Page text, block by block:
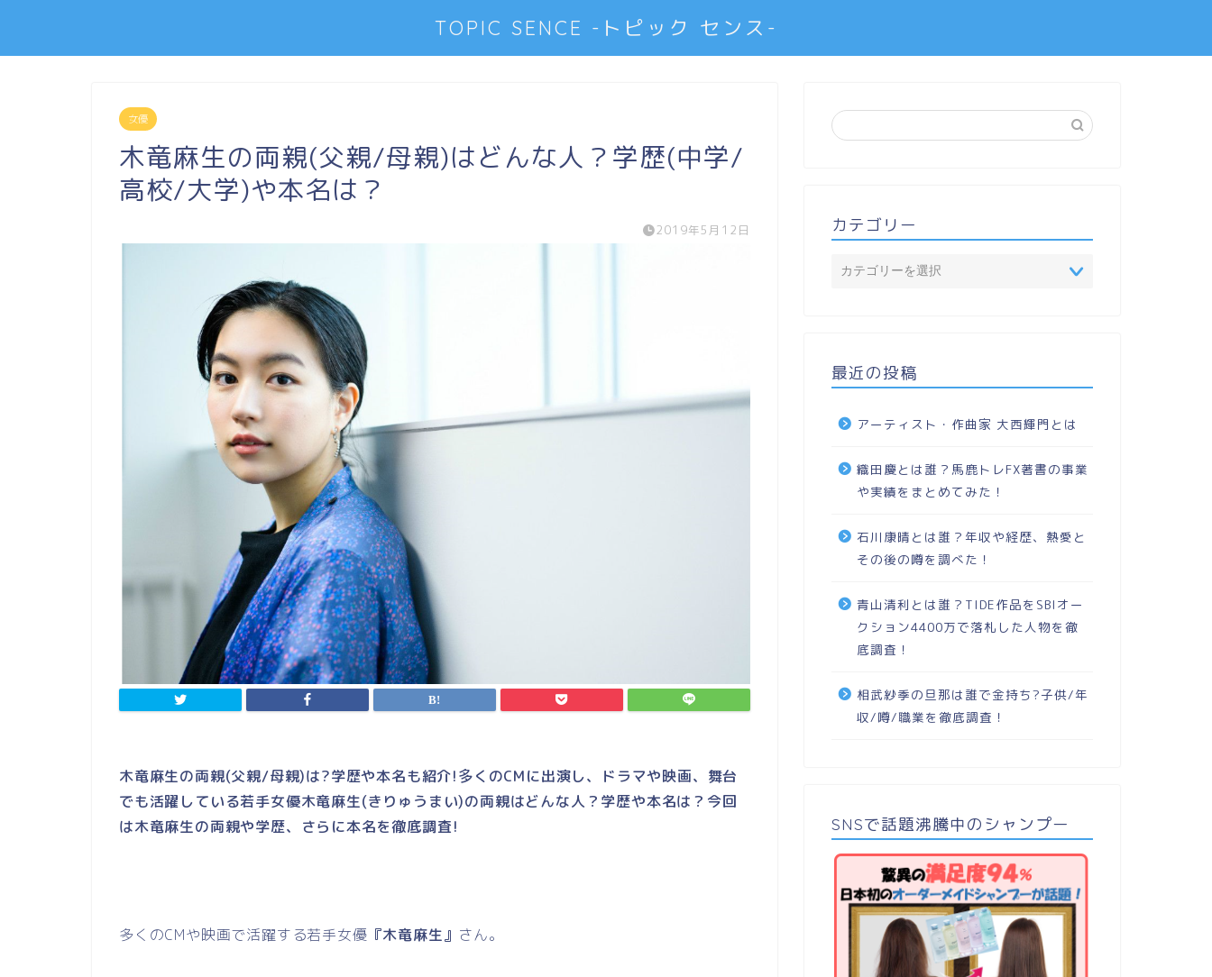
TOPIC SENCE -トピック センス-
女優
木竜麻生の両親(父親/母親)はどんな人？学歴(中学/
高校/大学)や本名は？
2019年5月12日
木竜麻生の両親(父親/母親)は?学歴や本名も紹介!多くのCMに出演し、ドラマや映画、舞台
でも活躍している若手女優木竜麻生(きりゅうまい)の両親はどんな人？学歴や本名は？今回
は木竜麻生の両親や学歴、さらに本名を徹底調査!
多くのCMや映画で活躍する若手女優 『木竜麻生』 さん。
カテゴリー
最近の投稿
アーティスト・作曲家 大西輝門とは
織田慶とは誰？馬鹿トレFX著書の事業
や実績をまとめてみた！
石川康晴とは誰？年収や経歴、熱愛と
その後の噂を調べた！
青山清利とは誰？TIDE作品をSBIオー
クション4400万で落札した人物を徹
底調査！
相武紗季の旦那は誰で金持ち?子供/年
収/噂/職業を徹底調査！
SNSで話題沸騰中のシャンプー